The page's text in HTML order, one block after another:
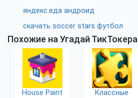
яндекс.еда андроид
скачать soccer stars футбол
Похожие на Угадай ТикТокера
House Paint
Классные